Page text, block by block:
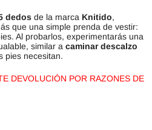
dedos de la marca Knitido,
que una simple prenda de vestir:
Al probarlos, experimentarás una
similar a caminar descalzo
pies necesitan.
DEVOLUCIÓN POR RAZONES DE